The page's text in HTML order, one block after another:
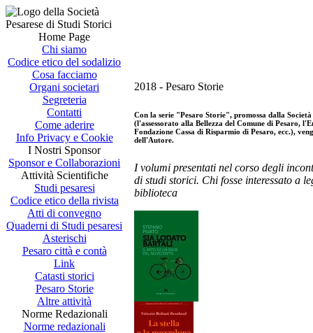
Home Page
Chi siamo
Codice etico del sodalizio
Cosa facciamo
Organi societari
Segreteria
Contatti
Come aderire
Info Privacy e Cookie
I Nostri Sponsor
Sponsor e Collaborazioni
Attività Scientifiche
Studi pesaresi
Codice etico della rivista
Atti di convegno
Quaderni di Studi pesaresi
Asterischi
Pesaro città e contà
Link
Catasti storici
Pesaro Storie
Altre attività
Norme Redazionali
Norme redazionali
2018 - Pesaro Storie
Con la serie "Pesaro Storie", promossa dalla
(l'assessorato alla Bellezza del Comune di
Fondazione Cassa di Risparmio di Pesaro, ecc.),
dell'Autore.
I volumi presentati nel corso degli
di studi storici. Chi fosse interessato a
biblioteca